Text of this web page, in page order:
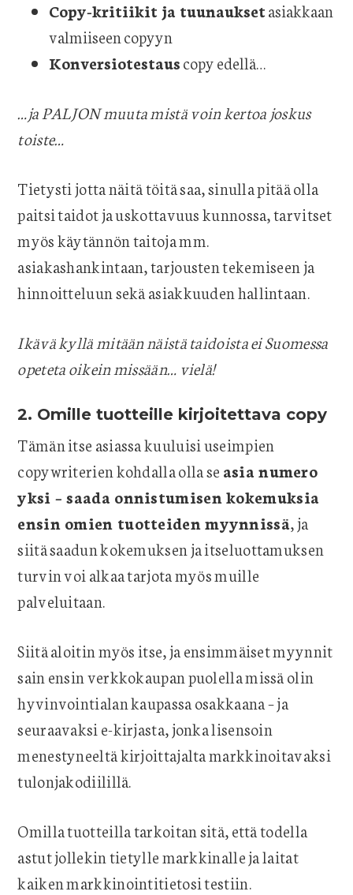
Copy-kritiikit ja tuunauksetasiakkaan
valmiiseen copyyn
Konversiotestauscopy edellä…
…ja PALJON muuta mistä voin kertoa joskus
toiste…
Tietysti jotta näitä töitä saa, sinulla pitää olla
paitsi taidot ja uskottavuus kunnossa, tarvitset
myös käytännön taitoja mm.
asiakashankintaan, tarjousten tekemiseen ja
hinnoitteluun sekä asiakkuuden hallintaan.
Ikävä kyllä mitään näistä taidoista ei Suomessa
opeteta oikein missään… vielä!
2. Omille tuotteille kirjoitettava copy
Tämän itse asiassa kuuluisi useimpien
copywriterien kohdalla olla seasia numero
yksi – saada onnistumisen kokemuksia
ensin omien tuotteiden myynnissä, ja
siitä saadun kokemuksen ja itseluottamuksen
turvin voi alkaa tarjota myös muille
palveluitaan.
Siitä aloitin myös itse, ja ensimmäiset myynnit
sain ensin verkkokaupan puolella missä olin
hyvinvointialan kaupassa osakkaana – ja
seuraavaksi e-kirjasta, jonka lisensoin
menestyneeltä kirjoittajalta markkinoitavaksi
tulonjakodiilillä.
Omilla tuotteilla tarkoitan sitä, että todella
astut jollekin tietylle markkinalle ja laitat
kaiken markkinointitietosi testiin.